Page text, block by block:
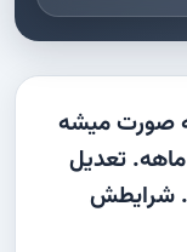
صورت ميشه
تعدیل
شرایطش